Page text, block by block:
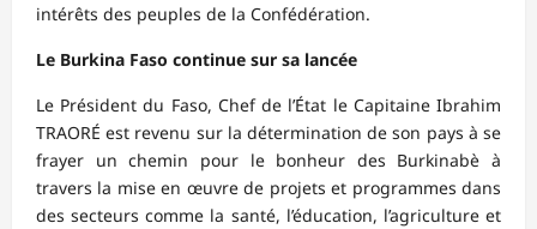
intérêts des peuples de la Confédération.
Le Burkina Faso continue sur sa lancée
Le Président du Faso, Chef de l’État le Capitaine Ibrahim
TRAORÉ est revenu sur la détermination de son pays à se
frayer un chemin pour le bonheur des Burkinabè à
travers la mise en œuvre de projets et programmes dans
des secteurs comme la santé, l’éducation, l’agriculture et